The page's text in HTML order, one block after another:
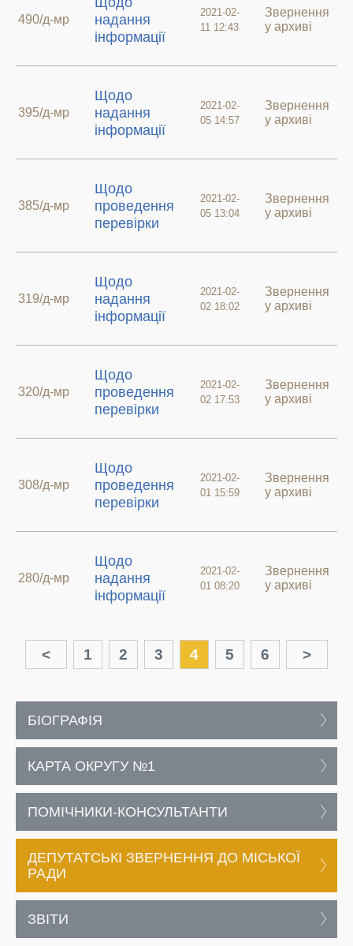
490/д-мр
надання
інформації
2021-02-
11 12:43
Звернення
у архиві
395/д-мр
Щодо
надання
інформації
2021-02-
05 14:57
Звернення
у архиві
385/д-мр
Щодо
проведення
перевірки
2021-02-
05 13:04
Звернення
у архиві
319/д-мр
Щодо
надання
інформації
2021-02-
02 18:02
Звернення
у архиві
320/д-мр
Щодо
проведення
перевірки
2021-02-
02 17:53
Звернення
у архиві
308/д-мр
Щодо
проведення
перевірки
2021-02-
01 15:59
Звернення
у архиві
280/д-мр
Щодо
надання
інформації
2021-02-
01 08:20
Звернення
у архиві
< 1 2 3 4 5 6 >
БІОГРАФІЯ
КАРТА ОКРУГУ №1
ПОМІЧНИКИ-КОНСУЛЬТАНТИ
ДЕПУТАТСЬКІ ЗВЕРНЕННЯ ДО МІСЬКОЇ
РАДИ
ЗВІТИ